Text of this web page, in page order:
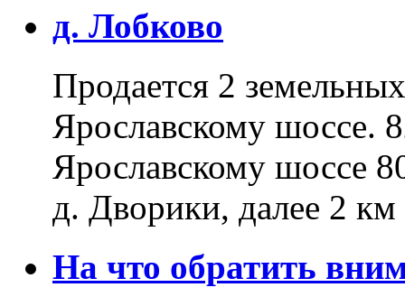
д. Лобково
Продается 2
Ярославскому
Ярославскому шоссе
д. Дворики, далее 2
На что обратить